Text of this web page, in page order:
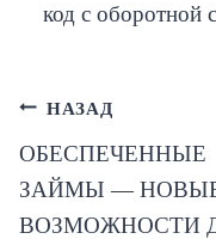
код с оборотной
Навигация
по
записям
НАЗАД
ОБЕСПЕЧЕННЫЕ
ЗАЙМЫ —
ВОЗМОЖНОСТИ